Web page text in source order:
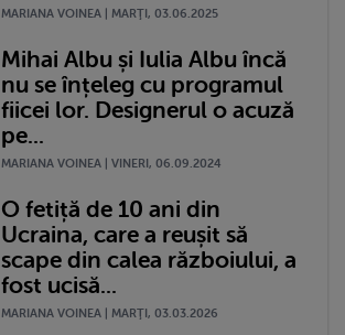
MARIANA VOINEA | MARŢI, 03.06.2025
Mihai Albu și Iulia Albu încă
nu se înțeleg cu programul
fiicei lor. Designerul o acuză
pe...
MARIANA VOINEA | VINERI, 06.09.2024
O fetiță de 10 ani din
Ucraina, care a reușit să
scape din calea războiului, a
fost ucisă...
MARIANA VOINEA | MARŢI, 03.03.2026